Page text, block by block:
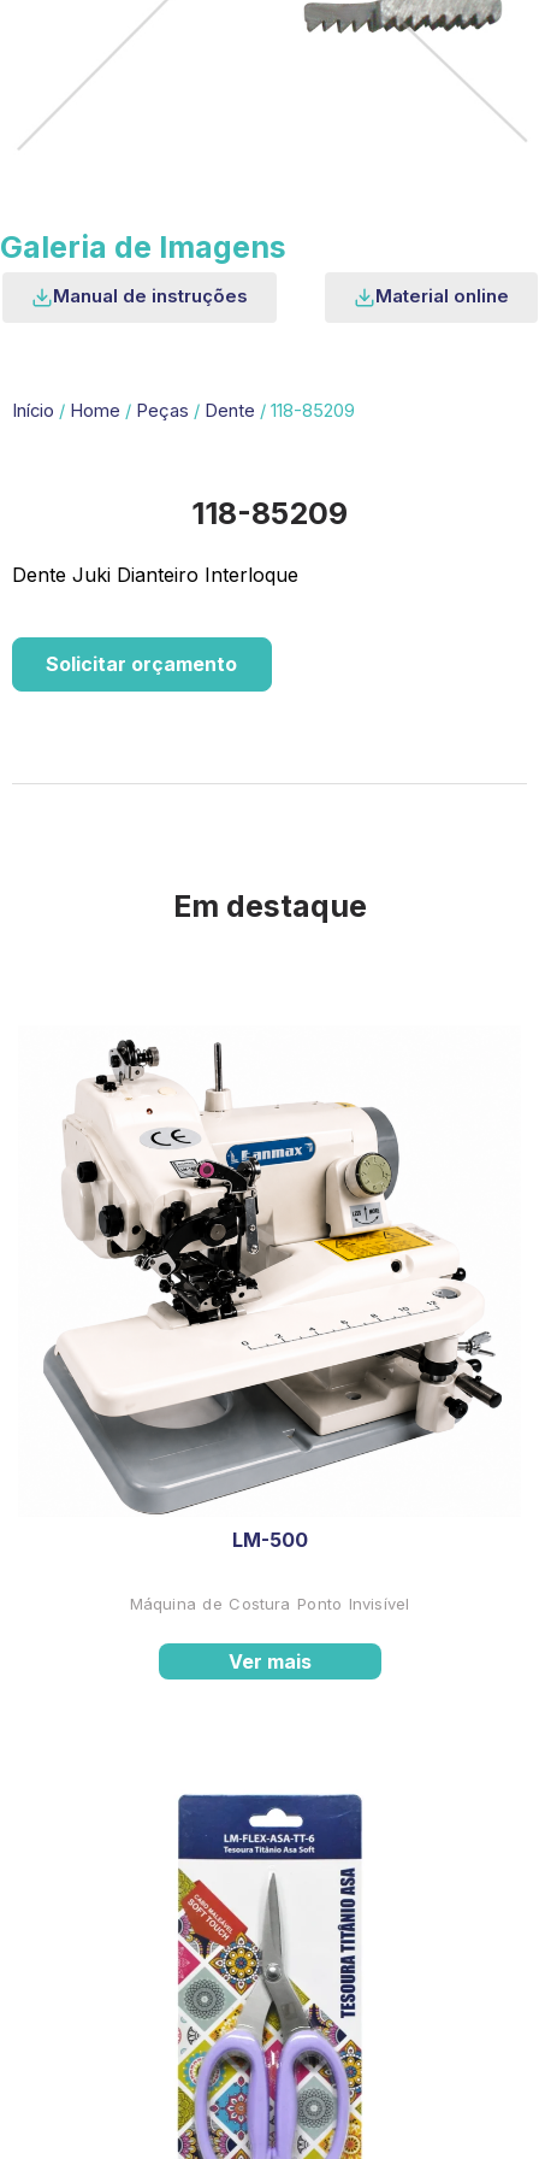
Galeria de Imagens
Manual de instruções Material online
Início / Home / Peças / Dente / 118-85209
118-85209
Dente Juki Dianteiro Interloque
Solicitar orçamento
Em destaque
LM-500
Máquina de Costura Ponto Invisível
Ver mais